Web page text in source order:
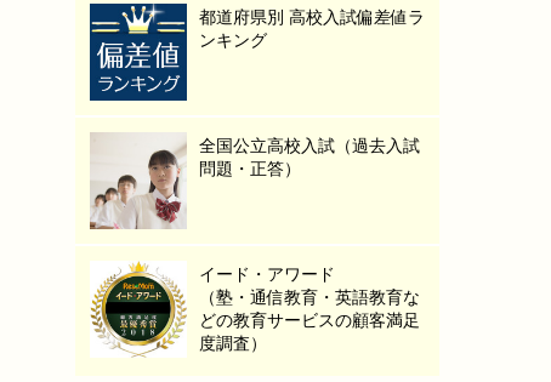
都道府県別 高校入試偏差値ラ
ンキング
全国公立高校入試（過去入試
問題・正答）
イード・アワード
（塾・通信教育・英語教育な
どの教育サービスの顧客満足
度調査）